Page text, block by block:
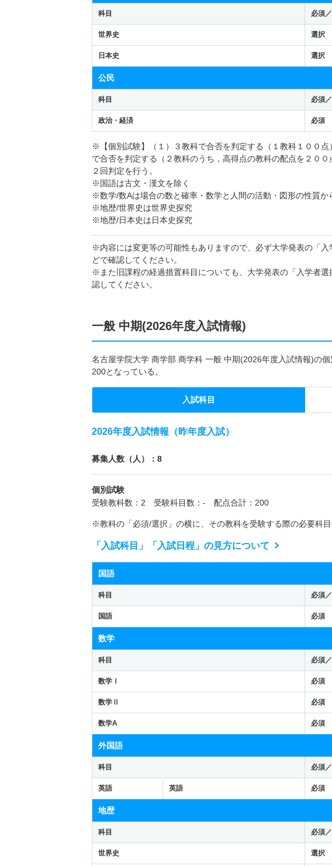
科目 必須
世界史 選択
日本史 選択
公民
科目 必須
政治・経済 必須
※【個別試験】（１）３教科で合否を判定する（１教科１００
で合否を判定する（２教科のうち，高得点の教科の配点を２０
２回判定を行う。
※国語は古文・漢文を除く
※数学/数Aは場合の数と確率・数学と人間の活動・図形の性質か
※地歴/世界史は世界史探究
※地歴/日本史は日本史探究
※内容には変更等の可能性もありますので、必ず大学発表の「
どで確認してください。
※また旧課程の経過措置科目についても、大学発表の「入学者選
認してください。
一般 中期(2026年度入試情報)
名古屋学院大学 商学部 商学科 一般 中期(2026年度入試情報)の
200となっている。
入試科目
2026年度入試情報（昨年度入試）
募集人数（人）：8
個別試験
受験教科数：2 受験科目数：- 配点合計：200
※教科の「必須/選択」の横に、その教科を受験する際の必要科目
「入試科目」「入試日程」の見方について
国語
科目 必須
国語 必須
数学
科目 必須
数学Ⅰ 必須
数学Ⅱ 必須
数学A 必須
外国語
科目 必須
英語 英語 必須
地歴
科目 必須
世界史
選択